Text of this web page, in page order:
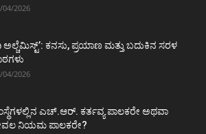
04/2026
ಅಲ್ಚೆಮಿಸ್ಟ್’: ಕನಸು, ಪ್ರಯಾಣ ಮತ್ತು ಬದುಕಿನ ಸರಳ
04/2026
ಎಚ್.ಆರ್. ಕರ್ತವ್ಯ ಪಾಲಕರೇ ಅಥವಾ
ನಿಯಮ ಪಾಲಕರೇ?